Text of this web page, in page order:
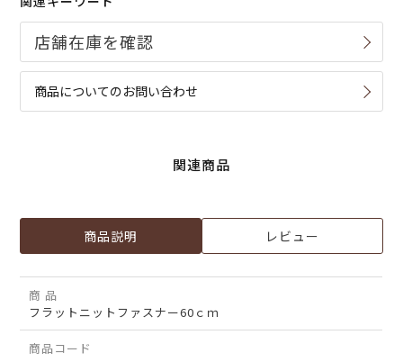
商品についてのお問い合わせ
関連商品
商品説明 レビュー
商 品
フラットニットファスナー60ｃｍ
商品コード